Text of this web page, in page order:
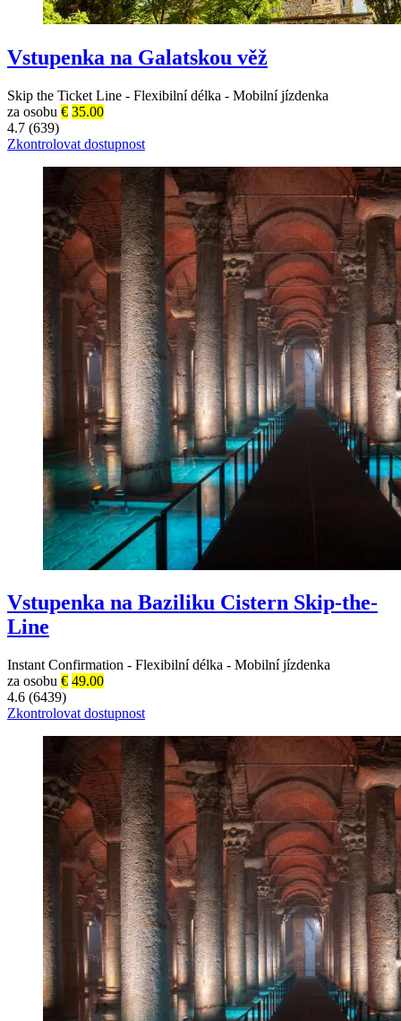
Vstupenka na Galatskou věž
Skip the Ticket Line - Flexibilní délka - Mobilní jízdenka
za osobu € 35.00
4.7 (639)
Zkontrolovat dostupnost
Vstupenka na Baziliku Cistern Skip-the-
Line
Instant Confirmation - Flexibilní délka - Mobilní jízdenka
za osobu € 49.00
4.6 (6439)
Zkontrolovat dostupnost